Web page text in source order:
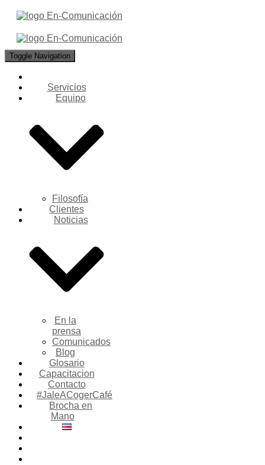
Toggle Navigation
Servicios
Equipo
Filosofía
Clientes
Noticias
En la
prensa
Comunicados
Blog
Glosario
Capacitacion
Contacto
#JaleACogerCafé
Brocha en
Mano